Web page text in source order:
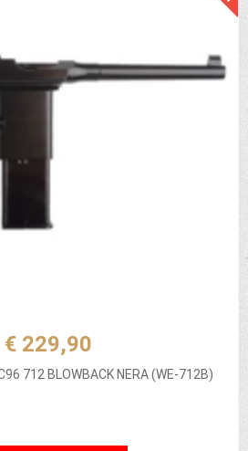
€ 229,90
712 BLOWBACK NERA (WE-712B)